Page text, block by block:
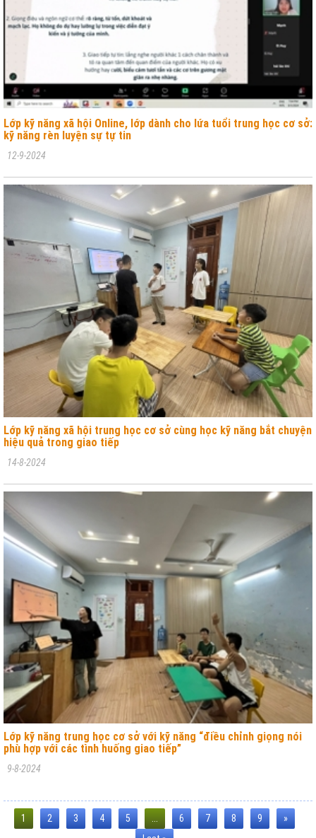
Lớp kỹ năng xã hội Online, lớp dành cho lứa tuổi trung học cơ sở:
kỹ năng rèn luyện sự tự tin
12-9-2024
Lớp kỹ năng xã hội trung học cơ sở cùng học kỹ năng bắt chuyện
hiệu quả trong giao tiếp
14-8-2024
Lớp kỹ năng trung học cơ sở với kỹ năng “điều chỉnh giọng nói
phù hợp với các tình huống giao tiếp”
9-8-2024
1 2 3 4 5 ... 6 7 8 9
»